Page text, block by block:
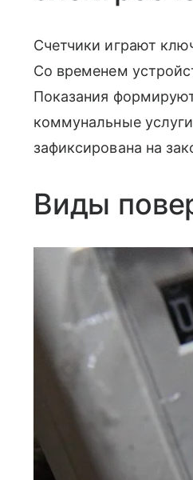
Счетчики играют
Со временем
Показания
коммунальные
зафиксирована на
Виды